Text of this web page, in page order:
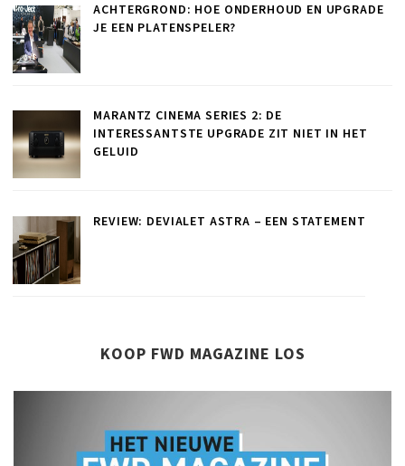
ACHTERGROND: HOE ONDERHOUD EN UPGRADE
JE EEN PLATENSPELER?
MARANTZ CINEMA SERIES 2: DE
INTERESSANTSTE UPGRADE ZIT NIET IN HET
GELUID
REVIEW: DEVIALET ASTRA – EEN STATEMENT
KOOP FWD MAGAZINE LOS